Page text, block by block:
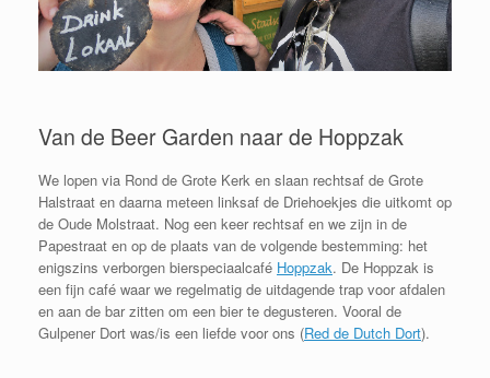
Van de Beer Garden naar de Hoppzak
We lopen via Rond de Grote Kerk en slaan rechtsaf de Grote
Halstraat en daarna meteen linksaf de Driehoekjes die uitkomt op
de Oude Molstraat. Nog een keer rechtsaf en we zijn in de
Papestraat en op de plaats van de volgende bestemming: het
enigszins verborgen bierspeciaalcafé Hoppzak. De Hoppzak is
een fijn café waar we regelmatig de uitdagende trap voor afdalen
en aan de bar zitten om een bier te degusteren. Vooral de
Gulpener Dort was/is een liefde voor ons (Red de Dutch Dort).